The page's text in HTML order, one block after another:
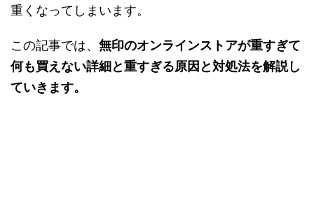
重くなってしまいます。
この記事では、 無印のオンラインストアが重すぎて
何も買えない詳細と重すぎる原因と対処法を解説し
ていきます。